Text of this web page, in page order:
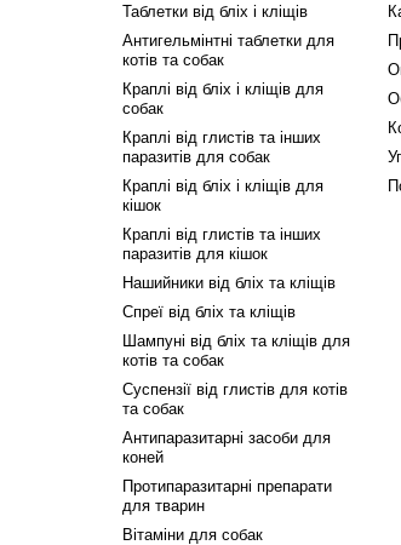
ветеринарам: Secfour 3D - це
Ви можете бути впевнені в якості та
у Ветаптеці 24?
асортимент: У нашій Ветаптеці 24 ви
включно з краплями Secfour 3D.
на найкраще, і ми робимо його
замовлення: Замовляйте Secfour
всього за кілька кліків.
- виберіть якість і ефективність!
Таблетки від бліх і кліщів
Антигельмінтні таблетки для
котів та собак
Краплі від бліх і кліщів для
собак
Краплі від глистів та інших
паразитів для собак
Краплі від бліх і кліщів для
кішок
Краплі від глистів та інших
паразитів для кішок
Нашийники від бліх та кліщів
Спреї від бліх та кліщів
Шампуні від бліх та кліщів для
котів та собак
Суспензії від глистів для котів
та собак
Антипаразитарні засоби для
коней
Протипаразитарні препарати
для тварин
Вітаміни для собак